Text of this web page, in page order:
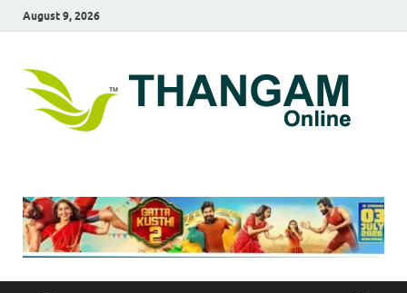
August 9, 2026